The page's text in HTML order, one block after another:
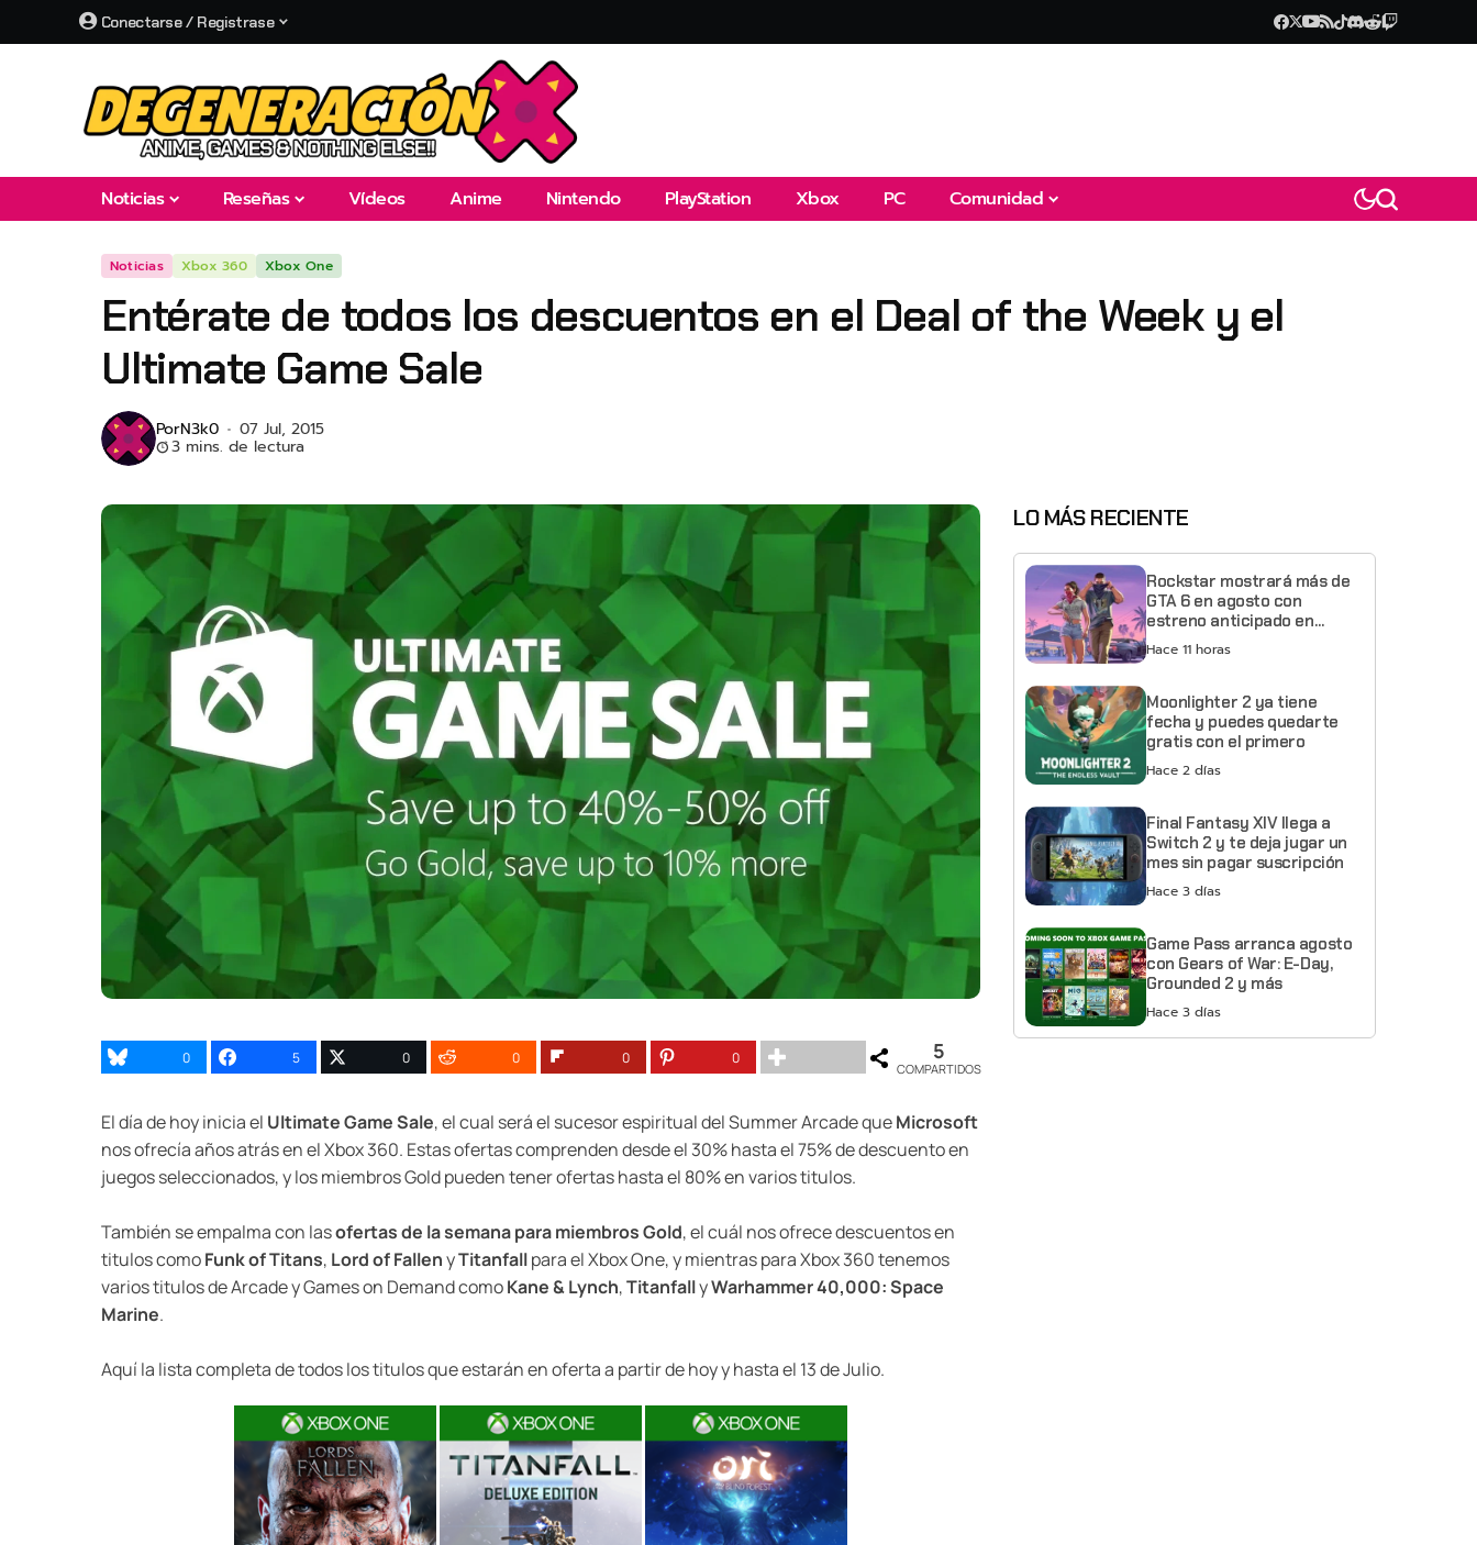
Conectarse / Registrase
Noticias Reseñas Vídeos Anime Nintendo PlayStation Xbox PC Comunidad
Noticias Xbox 360 Xbox One
Entérate de todos los descuentos en el Deal of the Week y el
Ultimate Game Sale
PorN3k0 07 Jul, 2015
3 mins. de lectura
0 5 0 0 0 0 5
COMPARTIDOS
El día de hoy inicia el Ultimate Game Sale, el cual será el sucesor espiritual del Summer Arcade queMicrosoft
nos ofrecía años atrás en el Xbox 360. Estas ofertas comprenden desde el 30% hasta el 75% de descuento en
juegos seleccionados, y los miembros Gold pueden tener ofertas hasta el 80% en varios titulos.
También se empalma con lasofertas de la semana para miembros Gold, el cuál nos ofrece descuentos en
titulos comoFunk of Titans, Lord of FallenyTitanfallpara el Xbox One, y mientras para Xbox 360 tenemos
varios titulos de Arcade y Games on Demand comoKane & Lynch,TitanfallyWarhammer 40,000: Space
Marine.
Aquí la lista completa de todos los titulos que estarán en oferta a partir de hoy y hasta el 13 de Julio.
LO MÁS RECIENTE
Rockstar mostrará más de
GTA 6 en agosto con
estreno anticipado en
Netflix
Hace 11 horas
Moonlighter 2 ya tiene
fecha y puedes quedarte
gratis con el primero
Hace 2 días
Final Fantasy XIV llega a
Switch 2 y te deja jugar un
mes sin pagar suscripción
Hace 3 días
Game Pass arranca agosto
con Gears of War: E-Day,
Grounded 2 y más
Hace 3 días